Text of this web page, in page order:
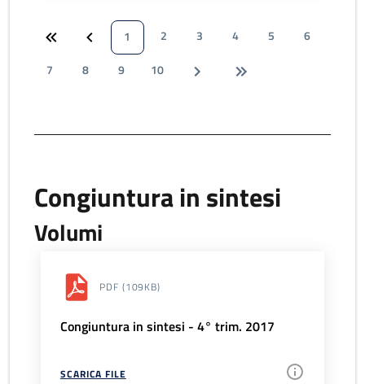
1 2 3 4 5
6
7
8 9 10
Congiuntura in sintesi
Volumi
PDF (109KB)
Congiuntura in sintesi - 4° trim. 2017
SCARICA FILE